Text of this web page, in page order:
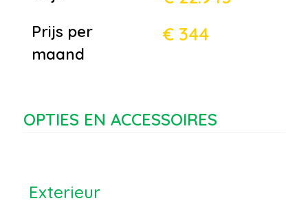
Prijs per
maand
€ 344
OPTIES EN ACCESSOIRES
Exterieur